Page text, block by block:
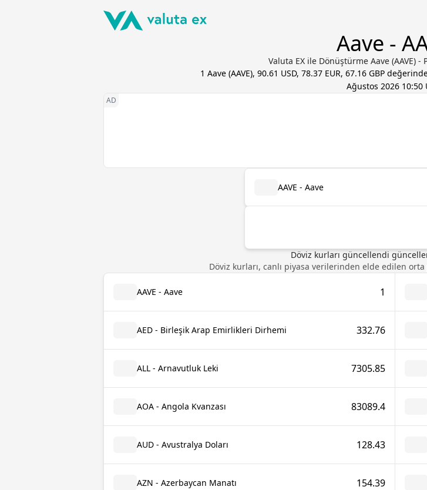
Aave -
Valuta EX ile Dönüştürme Aave (AAVE)
1 Aave(AAVE), 90.61 USD, 78.37 EUR, 67.16 GBP
Ağustos 2026 10:50
AAVE - Aave
Döviz kurları güncellendi
Döviz kurları, canlı piyasa verilerinden elde edilen
AAVE - Aave 1
AED - Birleşik Arap Emirlikleri Dirhemi 332.76
ALL - Arnavutluk Leki 7305.85
AOA - Angola Kvanzası 83089.4
AUD - Avustralya Doları 128.43
AZN - Azerbaycan Manatı 154.39